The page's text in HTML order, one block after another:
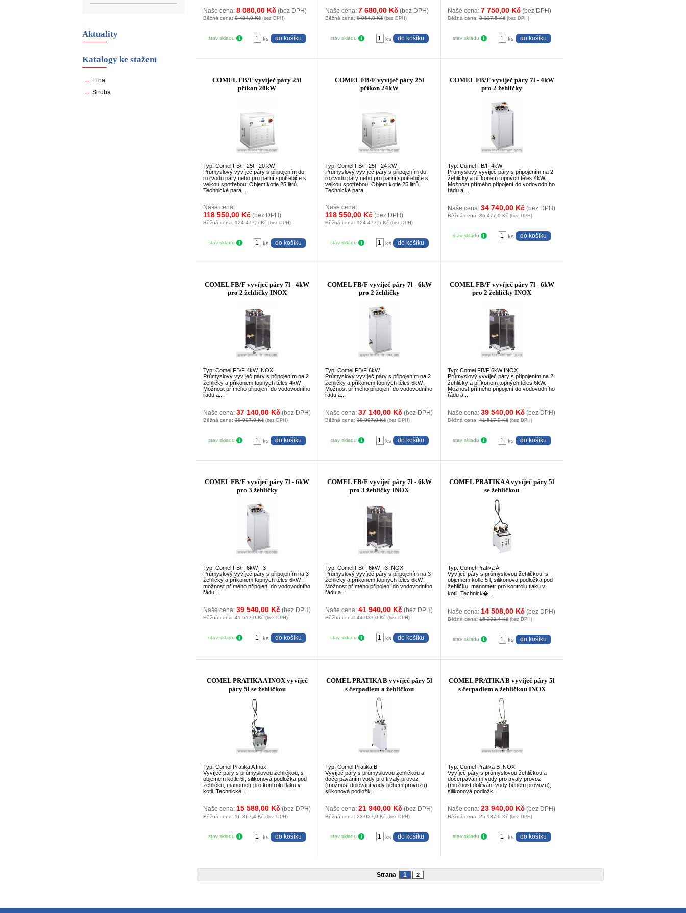
Aktuality
Katalogy ke stažení
Elna
Siruba
Naše cena: 8 080,00 Kč (bez DPH)
Běžná cena:8 484,0 Kč (bez DPH)
stav skladu ks
Naše cena:7 680,00 Kč (bez DPH)
Běžná cena:8 064,0 Kč (bez DPH)
stav skladu ks
Naše cena: 7 750,00 Kč (bez DPH)
Běžná cena:8 137,5 Kč (bez DPH)
stav skladu ks
COMEL FB/F vyvíječ páry 25l
příkon 20kW
Typ: Comel FB/F 25l - 20 kW
Průmyslový vyvíječ páry s připojením do
rozvodu páry nebo pro parní spotřebiče s
velkou spotřebou. Objem kotle 25 litrů.
Technické para...
Naše cena:
118 550,00 Kč (bez DPH)
Běžná cena:124 477,5 Kč (bez DPH)
stav skladu ks
COMEL FB/F vyvíječ páry 25l
příkon 24kW
Typ: Comel FB/F 25l - 24 kW
Průmyslový vyvíječ páry s připojením do
rozvodu páry nebo pro parní spotřebiče s
velkou spotřebou. Objem kotle 25 litrů.
Technické para...
Naše cena:
118 550,00 Kč (bez DPH)
Běžná cena:124 477,5 Kč (bez DPH)
stav skladu ks
COMEL FB/F vyvíječ páry 7l - 4kW
pro 2 žehličky
Typ: Comel FB/F 4kW
Průmyslový vyvíječ páry s připojením na 2
žehličky a příkonem topných těles 4kW.
Možnost přímého připojení do vodovodního
řádu a...
Naše cena: 34 740,00 Kč (bez DPH)
Běžná cena:36 477,0 Kč (bez DPH)
stav skladu ks
COMEL FB/F vyvíječ páry 7l - 4kW
pro 2 žehličky INOX
Typ: Comel FB/F 4kW INOX
Průmyslový vyvíječ páry s připojením na 2
žehličky a příkonem topných těles 4kW.
Možnost přímého připojení do vodovodního
řádu a...
Naše cena: 37 140,00 Kč (bez DPH)
Běžná cena:38 997,0 Kč (bez DPH)
stav skladu ks
COMEL FB/F vyvíječ páry 7l - 6kW
pro 2 žehličky
Typ: Comel FB/F 6kW
Průmyslový vyvíječ páry s připojením na 2
žehličky a příkonem topných těles 6kW.
Možnost přímého připojení do vodovodního
řádu a...
Naše cena:37 140,00 Kč (bez DPH)
Běžná cena:38 997,0 Kč (bez DPH)
stav skladu ks
COMEL FB/F vyvíječ páry 7l - 6kW
pro 2 žehličky INOX
Typ: Comel FB/F 6kW INOX
Průmyslový vyvíječ páry s připojením na 2
žehličky a příkonem topných těles 6kW.
Možnost přímého připojení do vodovodního
řádu a...
Naše cena: 39 540,00 Kč (bez DPH)
Běžná cena:41 517,0 Kč (bez DPH)
stav skladu ks
COMEL FB/F vyvíječ páry 7l - 6kW
pro 3 žehličky
Typ: Comel FB/F 6kW - 3
Průmyslový vyvíječ páry s připojením na 3
žehličky a příkonem topných těles 6kW ,
možnost přímého připojení do vodovodního
řádu,...
Naše cena: 39 540,00 Kč (bez DPH)
Běžná cena:41 517,0 Kč (bez DPH)
stav skladu ks
COMEL FB/F vyvíječ páry 7l - 6kW
pro 3 žehličky INOX
Typ: Comel FB/F 6kW - 3 INOX
Průmyslový vyvíječ páry s připojením na 3
žehličky a příkonem topných těles 6kW.
Možnost přímého připojení do vodovodního
řádu a...
Naše cena:41 940,00 Kč (bez DPH)
Běžná cena:44 037,0 Kč (bez DPH)
stav skladu ks
COMEL PRATIKA A vyvíječ páry 5l
se žehličkou
Typ: Comel Pratika A
Vyvíječ páry s průmyslovou žehličkou, s
objemem kotle 5 l, silikonová podložka pod
žehličku, manometr pro kontrolu tlaku v
kotli. Technick�...
Naše cena: 14 508,00 Kč (bez DPH)
Běžná cena:15 233,4 Kč (bez DPH)
stav skladu ks
COMEL PRATIKA A INOX vyvíječ
páry 5l se žehličkou
Typ: Comel Pratika A Inox
Vyvíječ páry s průmyslovou žehličkou, s
objemem kotle 5l, silikonová podložka pod
žehličku, manometr pro kontrolu tlaku v
kotli. Technické...
Naše cena: 15 588,00 Kč (bez DPH)
Běžná cena:16 367,4 Kč (bez DPH)
stav skladu ks
COMEL PRATIKA B vyvíječ páry 5l
s čerpadlem a žehličkou
Typ: Comel Pratika B
Vyvíječ páry s průmyslovou žehličkou a
dočerpáváním vody pro trvalý provoz
(možnost dolévání vody během provozu),
silikonová podložk...
Naše cena:21 940,00 Kč (bez DPH)
Běžná cena:23 037,0 Kč (bez DPH)
stav skladu ks
COMEL PRATIKA B vyvíječ páry 5l
s čerpadlem a žehličkou INOX
Typ: Comel Pratika B INOX
Vyvíječ páry s průmyslovou žehličkou a
dočerpáváním vody pro trvalý provoz
(možnost dolévání vody během provozu),
silikonová podložk...
Naše cena: 23 940,00 Kč (bez DPH)
Běžná cena:25 137,0 Kč (bez DPH)
stav skladu ks
Strana 1 2